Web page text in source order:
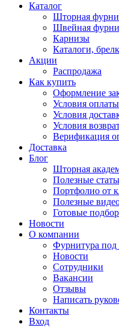
Каталог
Шторная
Швейная
Карнизы
Каталоги,
Акции
Распродажа
Как купить
Оформление
Условия оплаты
Условия
Условия
Верификация
Доставка
Блог
Шторная
Полезные
Портфолио от
Полезные
Готовые
Новости
О компании
Фурнитура под
Новости
Сотрудники
Вакансии
Отзывы
Написать
Контакты
Вход